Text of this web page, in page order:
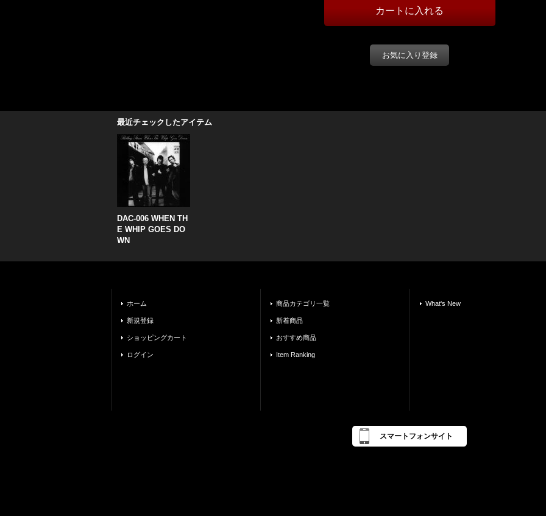
お気に入り登録
最近チェックしたアイテム
DAC-006 WHEN TH
E WHIP GOES DO
WN
ホーム
新規登録
ショッピングカート
ログイン
商品カテゴリ一覧
新着商品
おすすめ商品
Item Ranking
What's New
スマートフォンサイト